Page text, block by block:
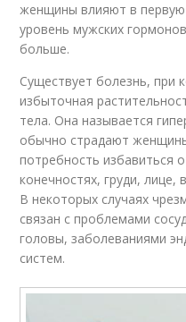
женщины влияют в первую
уровень мужских
больше.
Существует болезнь, при
избыточная
тела. Она называется
обычно страдают
потребность избавиться
конечностях, груди, лице,
В некоторых случаях
связан с проблемами
головы, заболеваниями
систем.